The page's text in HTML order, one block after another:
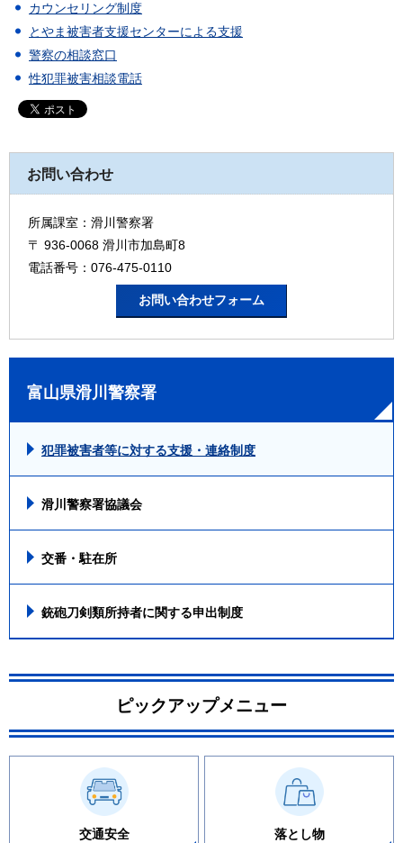
カウンセリング制度
とやま被害者支援センターによる支援
警察の相談窓口
性犯罪被害相談電話
お問い合わせ
所属課室：滑川警察署
〒 936-0068 滑川市加島町8
電話番号：076-475-0110
富山県滑川警察署
犯罪被害者等に対する支援・連絡制度
滑川警察署協議会
交番・駐在所
銃砲刀剣類所持者に関する申出制度
ピックアップメニュー
交通安全 落とし物